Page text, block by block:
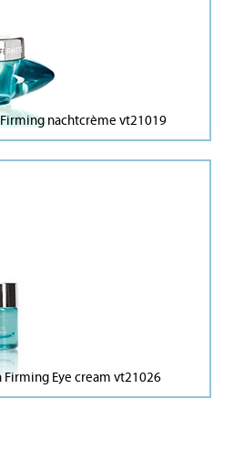
nachtcrème vt21019
Eye cream vt21026